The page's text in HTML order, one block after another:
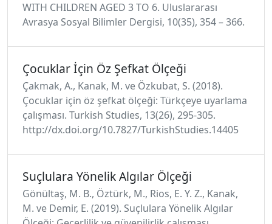
WITH CHILDREN AGED 3 TO 6. Uluslararası
Avrasya Sosyal Bilimler Dergisi, 10(35), 354 – 366.
Çocuklar İçin Öz Şefkat Ölçeği
Çakmak, A., Kanak, M. ve Özkubat, S. (2018).
Çocuklar için öz şefkat ölçeği: Türkçeye uyarlama
çalışması. Turkish Studies, 13(26), 295-305.
http://dx.doi.org/10.7827/TurkishStudies.14405
Suçlulara Yönelik Algılar Ölçeği
Gönültaş, M. B., Öztürk, M., Rios, E. Y. Z., Kanak,
M. ve Demir, E. (2019). Suçlulara Yönelik Algılar